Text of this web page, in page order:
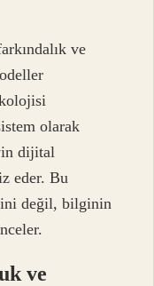
ve
olarak
dijital
eder. Bu
değil, bilginin
ve